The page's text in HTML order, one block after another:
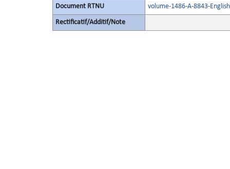
Document RTNU volume-1486-A-8843-
Rectificatif/Additif/Note